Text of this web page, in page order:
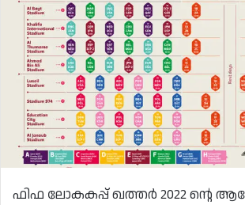
ഫിഫ ലോകകപ്പ് ഖത്തർ 2022 ന്റെ